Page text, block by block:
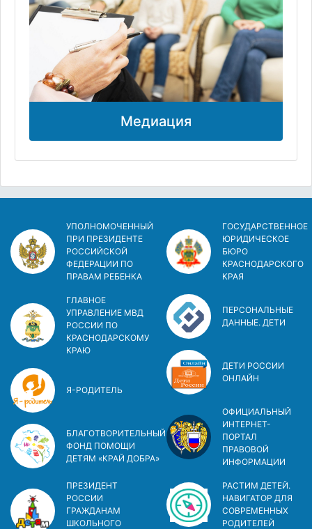
Медиация
УПОЛНОМОЧЕННЫЙ
ПРИ ПРЕЗИДЕНТЕ
РОССИЙСКОЙ
ФЕДЕРАЦИИ ПО
ПРАВАМ РЕБЕНКА
ГЛАВНОЕ
УПРАВЛЕНИЕ МВД
РОССИИ ПО
КРАСНОДАРСКОМУ
КРАЮ
Я-РОДИТЕЛЬ
БЛАГОТВОРИТЕЛЬНЫЙ
ФОНД ПОМОЩИ
ДЕТЯМ «КРАЙ ДОБРА»
ПРЕЗИДЕНТ
РОССИИ
ГРАЖДАНАМ
ШКОЛЬНОГО
ГОСУДАРСТВЕННОЕ
ЮРИДИЧЕСКОЕ
БЮРО
КРАСНОДАРСКОГО
КРАЯ
ПЕРСОНАЛЬНЫЕ
ДАННЫЕ. ДЕТИ
ДЕТИ РОССИИ
ОНЛАЙН
ОФИЦИАЛЬНЫЙ
ИНТЕРНЕТ-
ПОРТАЛ
ПРАВОВОЙ
ИНФОРМАЦИИ
РАСТИМ ДЕТЕЙ.
НАВИГАТОР ДЛЯ
СОВРЕМЕННЫХ
РОДИТЕЛЕЙ